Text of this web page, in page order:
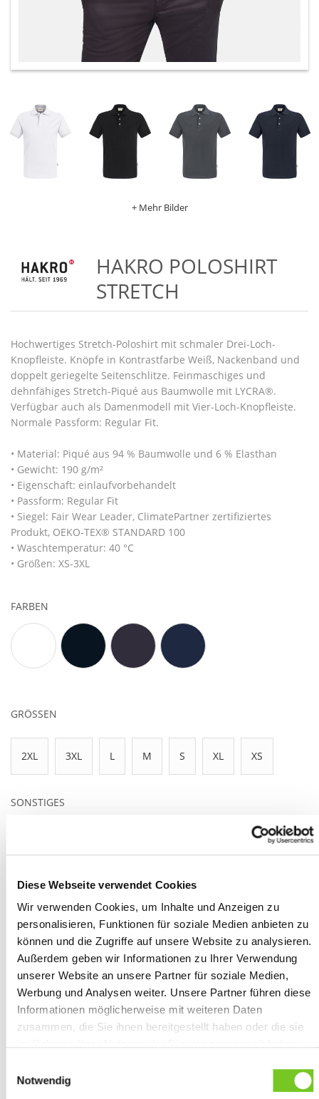
Diese Webseite verwendet Cookies
Wir verwenden Cookies, um Inhalte und Anzeigen zu
personalisieren, Funktionen für soziale Medien anbieten zu
können und die Zugriffe auf unsere Website zu analysieren.
Außerdem geben wir Informationen zu Ihrer Verwendung
unserer Website an unsere Partner für soziale Medien,
Werbung und Analysen weiter. Unsere Partner führen diese
Informationen möglicherweise mit weiteren Daten
zusammen, die Sie ihnen bereitgestellt haben oder die sie
unsere Webseite weiterhin nutzen.
Notwendig
+ Mehr Bilder
HAKRO POLOSHIRT
STRETCH
Hochwertiges Stretch-Poloshirt mit schmaler Drei-Loch-
Knopfleiste. Knöpfe in Kontrastfarbe Weiß, Nackenband und
doppelt geriegelte Seitenschlitze. Feinmaschiges und
dehnfähiges Stretch-Piqué aus Baumwolle mit LYCRA®.
Verfügbar auch als Damenmodell mit Vier-Loch-Knopfleiste.
Normale Passform: Regular Fit.
• Material: Piqué aus 94 % Baumwolle und 6 % Elasthan
• Gewicht: 190 g/m²
• Eigenschaft: einlaufvorbehandelt
• Passform: Regular Fit
• Siegel: Fair Wear Leader, ClimatePartner zertifiziertes
Produkt, OEKO-TEX® STANDARD 100
• Waschtemperatur: 40 °C
• Größen: XS-3XL
FARBEN
GRÖSSEN
2XL 3XL L M S XL XS
SONSTIGES
BESTICKUNG
Brust Ärmel Kragen Rücken Nacken
WEITERE INFORMATIONEN
Produktblatt (PDF)
HERSTELLERANGABEN GEMÄSS GPSR